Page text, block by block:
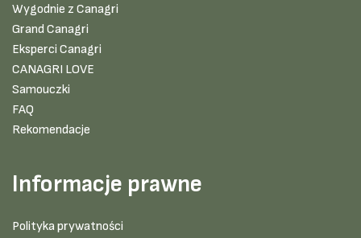
Wygodnie z Canagri
Grand Canagri
Eksperci Canagri
CANAGRI LOVE
Samouczki
FAQ
Rekomendacje
Informacje prawne
Polityka prywatności